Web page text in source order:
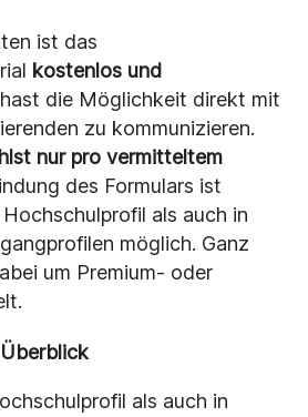
ist das
kostenlos und
die Möglichkeit direkt mit
zu kommunizieren.
nur pro vermitteltem
des Formulars ist
als auch in
möglich. Ganz
um Premium- oder
als auch in